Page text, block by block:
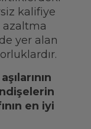
kalifiye
azaltma
yer alan
en iyi